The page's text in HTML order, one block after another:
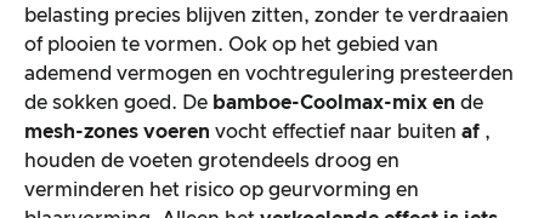
belasting precies blijven zitten, zonder te verdraaien
of plooien te vormen. Ook op het gebied van
ademend vermogen en vochtregulering presteerden
de sokken goed. De bamboe-Coolmax-mix en de
mesh-zones voeren vocht effectief naar buiten af ,
houden de voeten grotendeels droog en
verminderen het risico op geurvorming en